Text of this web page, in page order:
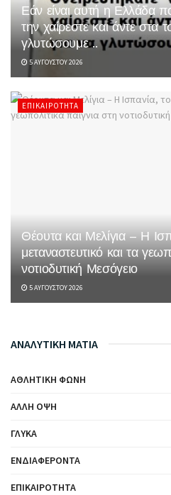
Εάν είναι αυτή η Ελλάδα
την χαίρεστε και άντε στα
γλυτώσουμε ..
5 ΑΥΓΟΎΣΤΟΥ 2026
ΕΠΙΚΑΙΡΌΤΗΤΑ
Θέουτα και Μελίγια – Η
μεταναστευτικό και τα
νοτιοδυτική Μεσόγειο
5 ΑΥΓΟΎΣΤΟΥ 2026
ΑΝΑΛΥΤΙΚΗ ΜΑΤΙΑ
ΑΘΛΗΤΙΚΉ ΦΩΝΉ
ΆΛΛΗ ΌΨΗ
ΓΛΥΚΆ
ΕΝΔΙΑΦΈΡΟΝΤΑ
ΕΠΙΚΑΙΡΌΤΗΤΑ